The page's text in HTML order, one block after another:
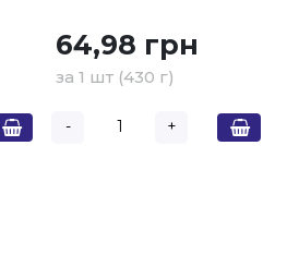
64,98 грн
за 1 шт (430 г)
- +